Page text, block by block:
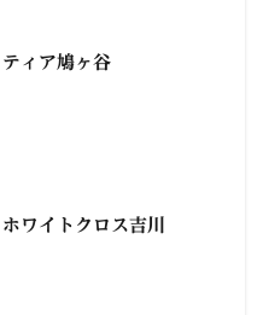
ティア鳩ヶ谷
ホワイトクロス吉川